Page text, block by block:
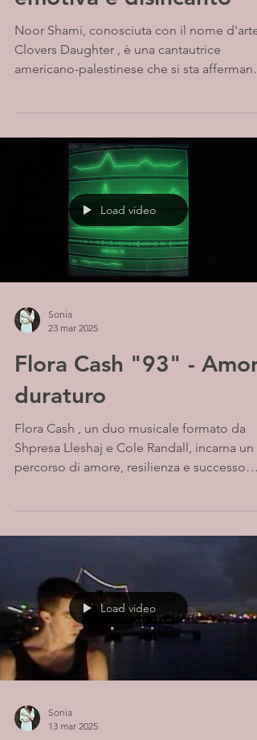
Noor Shami, conosciuta con il nome d'arte
Clovers Daughter , è una cantautrice
americano-palestinese che si sta
Load video
Sonia
23 mar 2025
Flora Cash "93" - Amore
duraturo
Flora Cash , un duo musicale formato da
Shpresa Lleshaj e Cole Randall, incarna un
percorso di amore, resilienza e successo
Load video
Sonia
13 mar 2025